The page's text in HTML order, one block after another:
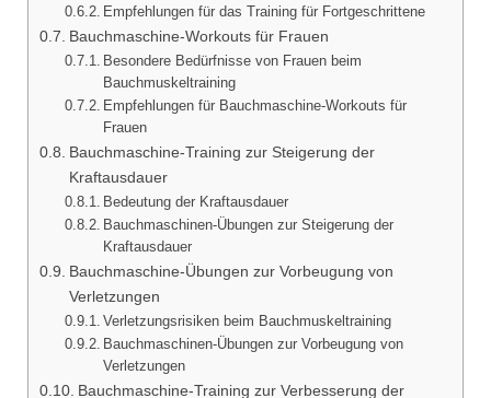
Empfehlungen für das Training für Fortgeschrittene
Bauchmaschine-Workouts für Frauen
Besondere Bedürfnisse von Frauen beim
Bauchmuskeltraining
Empfehlungen für Bauchmaschine-Workouts für
Frauen
Bauchmaschine-Training zur Steigerung der
Kraftausdauer
Bedeutung der Kraftausdauer
Bauchmaschinen-Übungen zur Steigerung der
Kraftausdauer
Bauchmaschine-Übungen zur Vorbeugung von
Verletzungen
Verletzungsrisiken beim Bauchmuskeltraining
Bauchmaschinen-Übungen zur Vorbeugung von
Verletzungen
Bauchmaschine-Training zur Verbesserung der